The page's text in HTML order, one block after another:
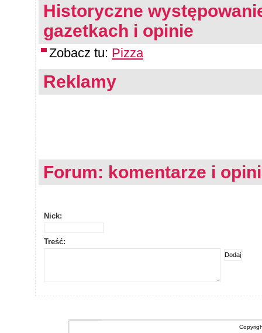
Historyczne
gazetkach i opinie
Zobacz tu: Pizza
Reklamy
Forum: komentarze i
Nick:
Treść: